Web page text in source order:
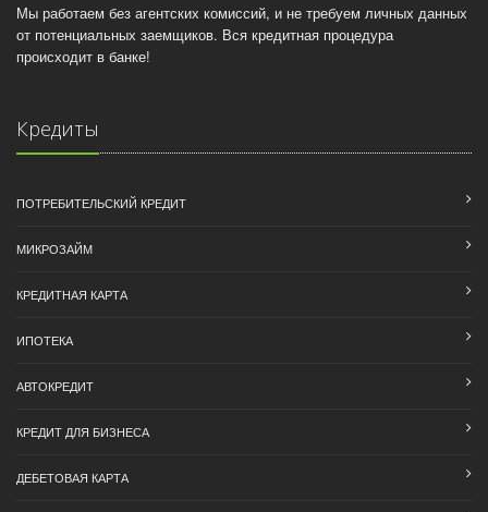
Мы работаем без агентских комиссий, и не требуем личных данных
от потенциальных заемщиков. Вся кредитная процедура
происходит в банке!
Кредиты
ПОТРЕБИТЕЛЬСКИЙ КРЕДИТ
МИКРОЗАЙМ
КРЕДИТНАЯ КАРТА
ИПОТЕКА
АВТОКРЕДИТ
КРЕДИТ ДЛЯ БИЗНЕСА
ДЕБЕТОВАЯ КАРТА